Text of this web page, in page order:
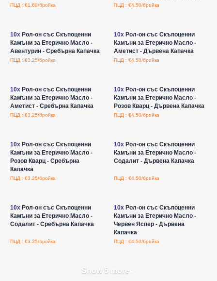
ПЦД : €1.60/бройка ПЦД : €4.50/бройка
10xРол-он със Скъпоценни
Камъни за Етерично Масло -
Авентурин - Сребърна Капачка
ПЦД : €3.25/бройка
10xРол-он със Скъпоценни
Камъни за Етерично Масло -
Аметист - Дървена Капачка
ПЦД : €4.50/бройка
10xРол-он със Скъпоценни
Камъни за Етерично Масло -
Аметист - Сребърна Капачка
ПЦД : €3.25/бройка
10xРол-он със Скъпоценни
Камъни за Етерично Масло -
Розов Кварц - Дървена Капачка
ПЦД : €4.50/бройка
10xРол-он със Скъпоценни
Камъни за Етерично Масло -
Розов Кварц - Сребърна
Капачка
ПЦД : €3.25/бройка
10xРол-он със Скъпоценни
Камъни за Етерично Масло -
Содалит - Дървена Капачка
ПЦД : €4.50/бройка
10xРол-он със Скъпоценни
Камъни за Етерично Масло -
Содалит - Сребърна Капачка
ПЦД : €3.25/бройка
10xРол-он със Скъпоценни
Камъни за Етерично Масло -
Червен Яспер - Дървена
Капачка
ПЦД : €4.50/бройка
Show 5 more